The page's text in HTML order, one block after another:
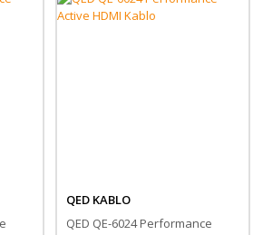
QED KABLO
QED QE-6024 Performance